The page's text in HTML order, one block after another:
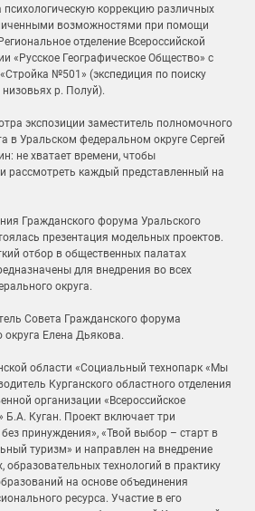
коррекцию различных
возможностями при помощи
отделение Всероссийской
«Русское Географическое Общество» с
№501» (экспедиция по поиску
р. Полуй).
экспозиции заместитель полномочного
в Уральском федеральном округе Сергей
не хватает времени, чтобы
рассмотреть каждый представленный на
Гражданского форума Уральского
презентация модельных проектов.
отбор в общественных палатах
для внедрения во всех
округа.
Совета Гражданского форума
округа Елена Дьякова.
области «Социальный технопарк «Мы
Курганского областного отделения
организации «Всероссийское
Б.А. Куган. Проект включает три
принуждения», «Твой выбор – старт в
туризм» и направлен на внедрение
технологий в практику
на основе объединения
ресурса. Участие в его